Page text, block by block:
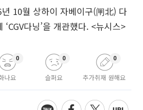
년 10월 상하이 자베이구(闸北) 다
‘CGV다닝’을 개관했다. <뉴시스>
나요
0
슬퍼요
0
추가취재 원해요
0